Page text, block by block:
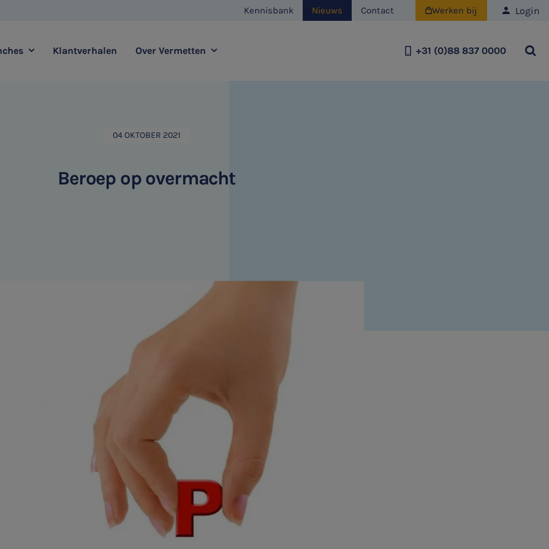
Kennisbank Nieuws Contact Werken bij Login
Klantverhalen Over Vermetten +31 (0)88 837 0000 
04 OKTOBER 2021
Beroep op overmacht